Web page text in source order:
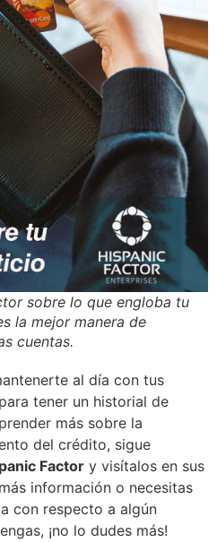
sobre lo que engloba tu
la mejor manera de
cuentas.
al día con tus
tener un historial de
más sobre la
del crédito, sigue
Factor y visítalos en sus
información o necesitas
con respecto a algún
¡no lo dudes más!